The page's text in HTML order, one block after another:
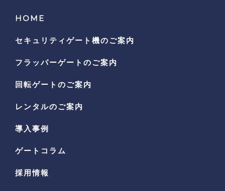
HOME
セキュリティゲート機のご案内
フラッパーゲートのご案内
回転ゲートのご案内
レンタルのご案内
導入事例
ゲートコラム
採用情報